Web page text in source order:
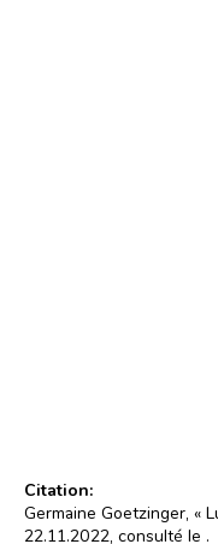
Citation:
Germaine Goetzinger, «
22.11.2022, consulté le .